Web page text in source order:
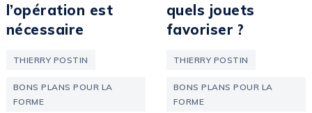
l’opération est
nécessaire
THIERRY POSTIN
BONS PLANS POUR LA
FORME
quels jouets
favoriser ?
THIERRY POSTIN
BONS PLANS POUR LA
FORME